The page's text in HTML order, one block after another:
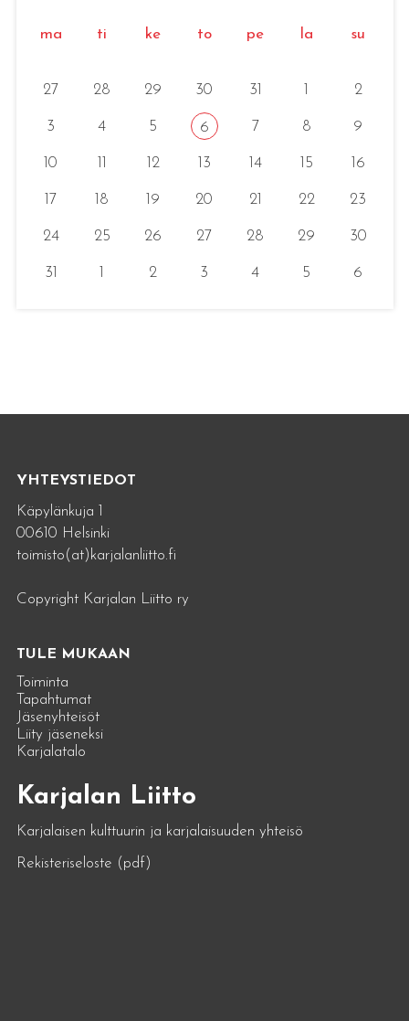
ma ti ke to pe la su
27 28 29 30 31 2
3 4 5 6 7 8 9
10 12 13 14 15 16
17 18 19 20 21 22 23
24 25 26 27 28 29 30
31 2 3 4 5 6
YHTEYSTIEDOT
Käpylänkuja 1
00610 Helsinki
toimisto(at)karjalanliitto.fi
Copyright Karjalan Liitto ry
TULE MUKAAN
Toiminta
Tapahtumat
Jäsenyhteisöt
Liity jäseneksi
Karjalatalo
Karjalan Liitto
Karjalaisen kulttuurin ja karjalaisuuden yhteisö
Rekisteriseloste (pdf)